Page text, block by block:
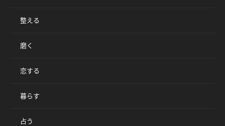
整える
磨く
恋する
暮らす
占う